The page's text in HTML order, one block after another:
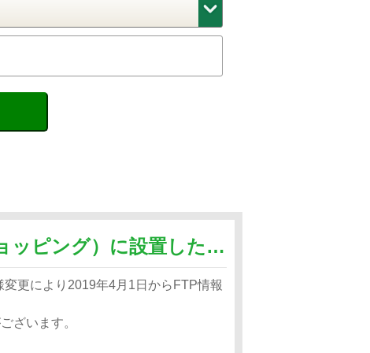
Yahoo!ショッピング（ヤフーショッピング）に設置したECTOOLのデータが更新されません
更により2019年4月1日からFTP情報
ざいます。